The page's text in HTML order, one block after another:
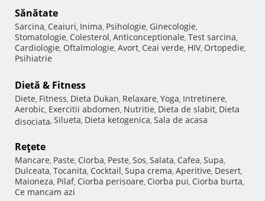
Sănătate
Sarcina, Ceaiuri, Inima, Psihologie, Ginecologie,
Stomatologie, Colesterol, Anticonceptionale, Test sarcina,
Cardiologie, Oftalmologie, Avort, Ceai verde, HIV, Ortopedie,
Psihiatrie
Dietă & Fitness
Diete, Fitness, Dieta Dukan, Relaxare, Yoga, Intretinere,
Aerobic, Exercitii abdomen, Nutritie, Dieta de slabit, Dieta
disociata, Silueta, Dieta ketogenica, Sala de acasa
Reţete
Mancare, Paste, Ciorba, Peste, Sos, Salata, Cafea, Supa,
Dulceata, Tocanita, Cocktail, Supa crema, Aperitive, Desert,
Maioneza, Pilaf, Ciorba perisoare, Ciorba pui, Ciorba burta,
Ce mancam azi